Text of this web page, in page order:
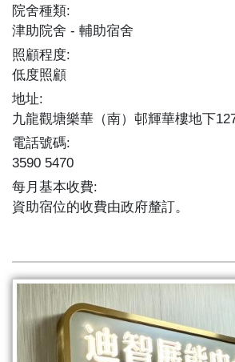
院舍種類:
津助院舍
輔助宿舍
照顧程度:
低度照顧
地址:
九龍觀塘樂華（南）邨輝華樓地下
電話號碼:
3590 5470
每月基本收費:
資助宿位的收費由政府釐訂。